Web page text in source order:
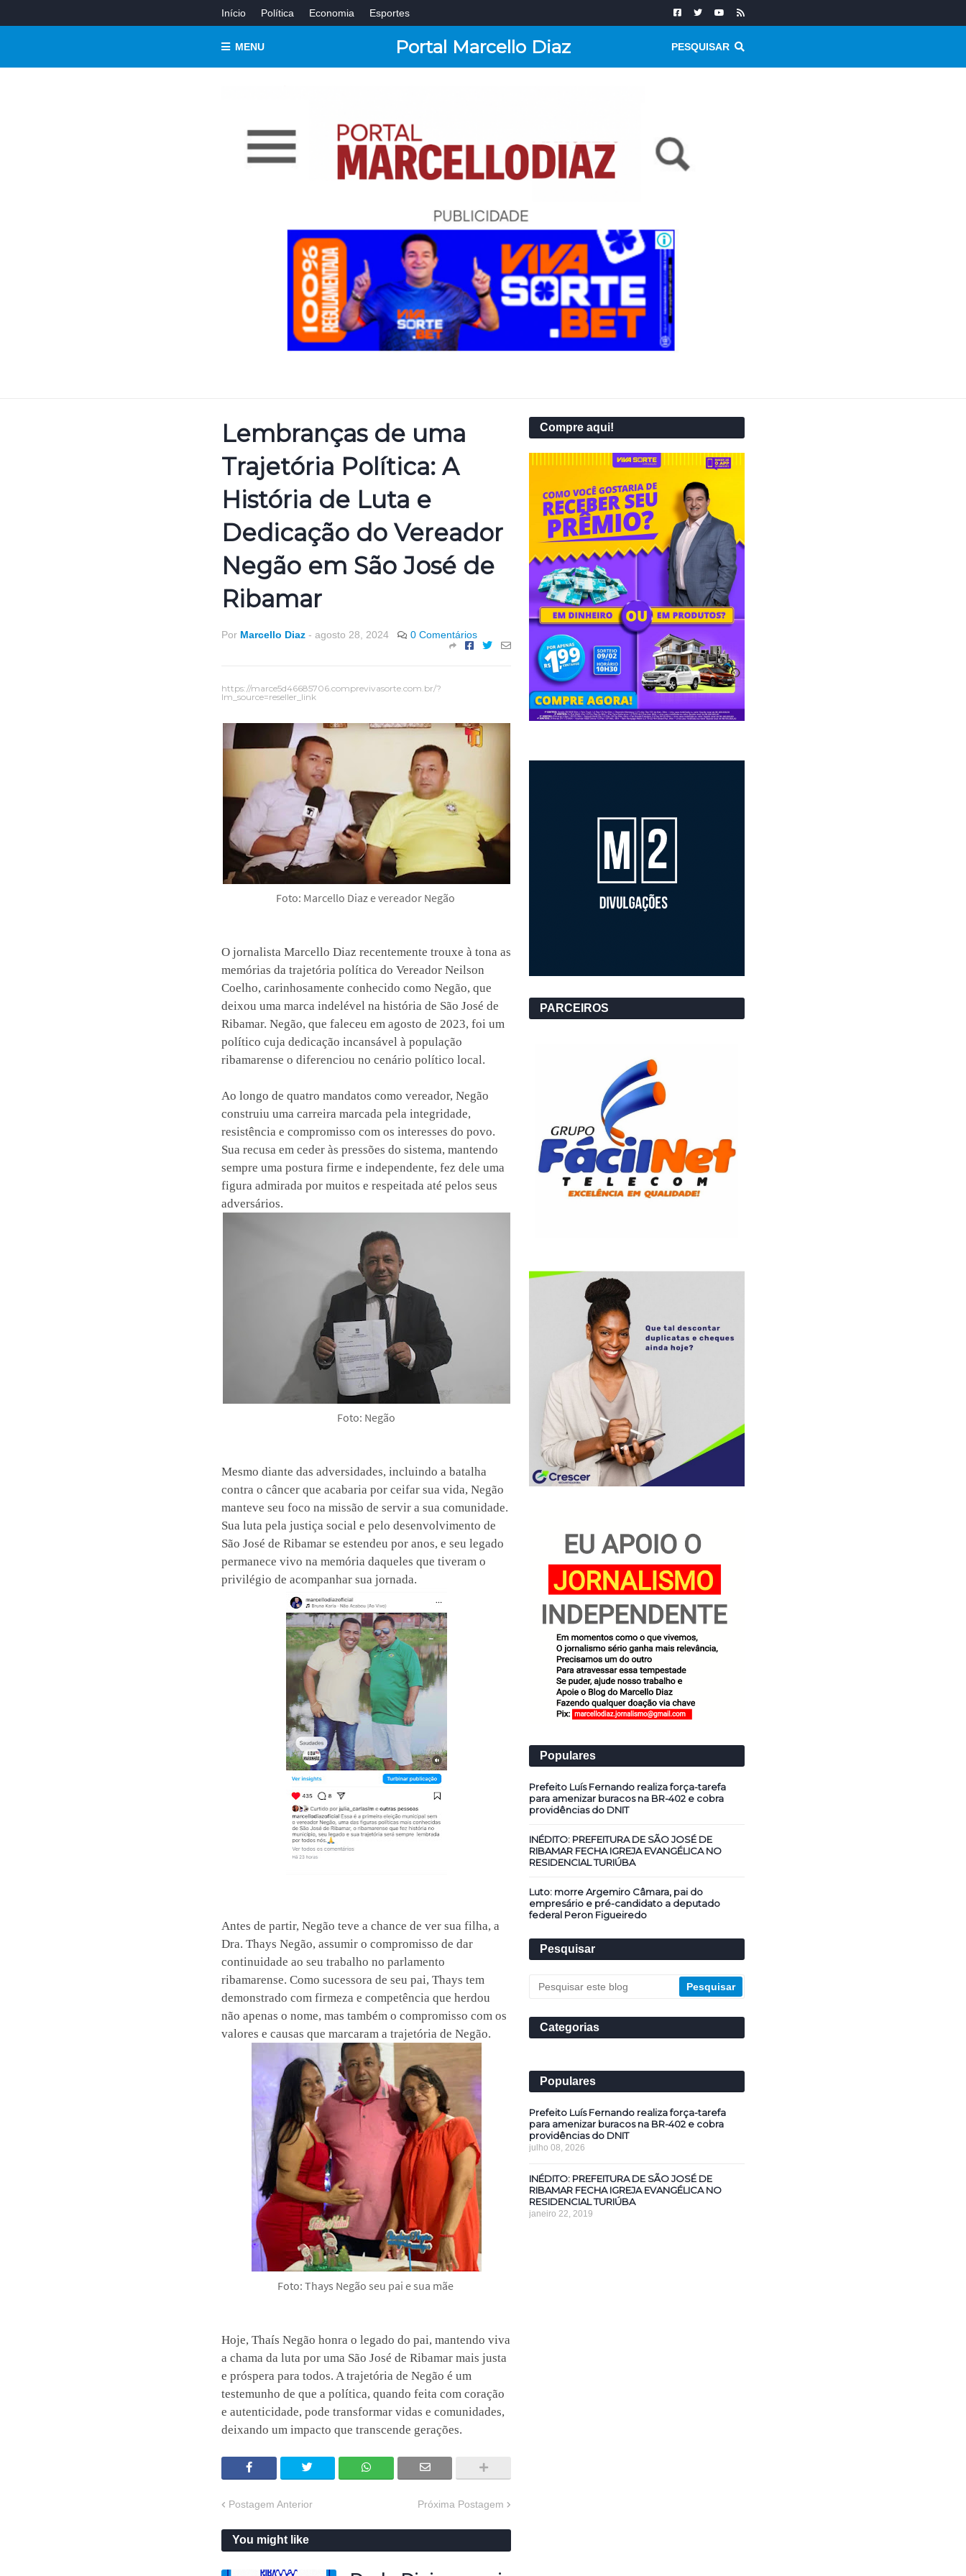
Início Política Economia Esportes
MENU Portal Marcello Diaz PESQUISAR
Lembranças de uma
Trajetória Política: A
História de Luta e
Dedicação do Vereador
Negão em São José de
Ribamar
Por Marcello Diaz - agosto 28, 2024 0 Comentários
https://marce5d46685706.comprevivasorte.com.br/?
lm_source=reseller_link
Foto: Marcello Diaz e vereador Negão
O jornalista Marcello Diaz recentemente trouxe à tona as
memórias da trajetória política do Vereador Neilson
Coelho, carinhosamente conhecido como Negão, que
deixou uma marca indelével na história de São José de
Ribamar. Negão, que faleceu em agosto de 2023, foi um
político cuja dedicação incansável à população
ribamarense o diferenciou no cenário político local.
Ao longo de quatro mandatos como vereador, Negão
construiu uma carreira marcada pela integridade,
resistência e compromisso com os interesses do povo.
Sua recusa em ceder às pressões do sistema, mantendo
sempre uma postura firme e independente, fez dele uma
figura admirada por muitos e respeitada até pelos seus
adversários.
Foto: Negão
Mesmo diante das adversidades, incluindo a batalha
contra o câncer que acabaria por ceifar sua vida, Negão
manteve seu foco na missão de servir a sua comunidade.
Sua luta pela justiça social e pelo desenvolvimento de
São José de Ribamar se estendeu por anos, e seu legado
permanece vivo na memória daqueles que tiveram o
privilégio de acompanhar sua jornada.
Antes de partir, Negão teve a chance de ver sua filha, a
Dra. Thays Negão, assumir o compromisso de dar
continuidade ao seu trabalho no parlamento
ribamarense. Como sucessora de seu pai, Thays tem
demonstrado com firmeza e competência que herdou
não apenas o nome, mas também o compromisso com os
valores e causas que marcaram a trajetória de Negão.
Foto: Thays Negão seu pai e sua mãe
Hoje, Thaís Negão honra o legado do pai, mantendo viva
a chama da luta por uma São José de Ribamar mais justa
e próspera para todos. A trajetória de Negão é um
testemunho de que a política, quando feita com coração
e autenticidade, pode transformar vidas e comunidades,
deixando um impacto que transcende gerações.
Postagem Anterior Próxima Postagem
You might like
Compre aqui!
PARCEIROS
Populares
Prefeito Luís Fernando realiza força-tarefa
para amenizar buracos na BR-402 e cobra
providências do DNIT
INÉDITO: PREFEITURA DE SÃO JOSÉ DE
RIBAMAR FECHA IGREJA EVANGÉLICA NO
RESIDENCIAL TURIÚBA
Luto: morre Argemiro Câmara, pai do
empresário e pré-candidato a deputado
federal Peron Figueiredo
Pesquisar
Categorias
Populares
Prefeito Luís Fernando realiza força-tarefa
para amenizar buracos na BR-402 e cobra
providências do DNIT
julho 08, 2026
INÉDITO: PREFEITURA DE SÃO JOSÉ DE
RIBAMAR FECHA IGREJA EVANGÉLICA NO
RESIDENCIAL TURIÚBA
janeiro 22, 2019